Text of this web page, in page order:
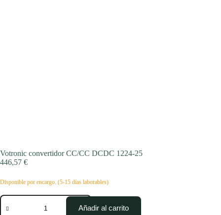
Votronic convertidor CC/CC DCDC 1224-25
446,57 €
Disponible por encargo. (5-15 días laborables)
Votronic
convertidor
Añadir al carrito